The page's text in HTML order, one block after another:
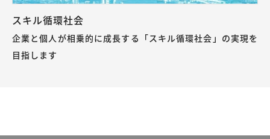
スキル循環社会
企業と個人が相乗的に成長する「スキル循環社会」の実現を
目指します